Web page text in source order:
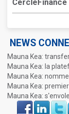
CercleFinance
NEWS
Mauna Kea:
Mauna Kea: la
Mauna Kea:
Mauna Kea:
Mauna Kea:
Face
book
LinkIn Twitter